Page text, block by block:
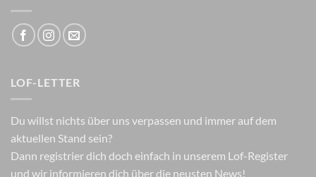
LOF-LETTER
Du willst nichts über uns verpassen und immer auf dem
aktuellen Stand sein?
Dann registrier dich doch einfach in unserem Lof-Register
und wir informieren dich über die neusten News!